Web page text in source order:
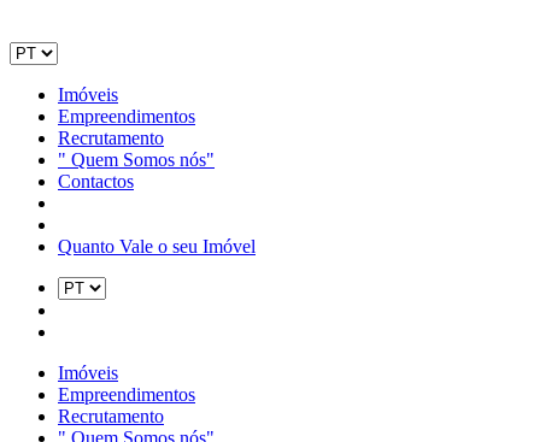
Imóveis
Empreendimentos
Recrutamento
" Quem Somos nós"
Contactos
Quanto Vale o seu Imóvel
Imóveis
Empreendimentos
Recrutamento
" Quem Somos nós"